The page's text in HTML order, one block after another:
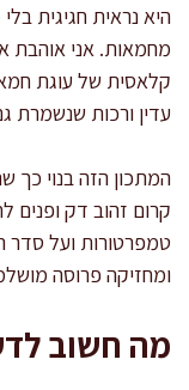
היא נראית חגיגית
מחמאות. אני אוהבת
קלאסית של עוגת
עדין ורכות שנשמרת
המתכון הזה בנוי כך
קרום זהוב דק ופנים
טמפרטורות ועל סדר
ומחזיקה פרוסה
מה חשוב